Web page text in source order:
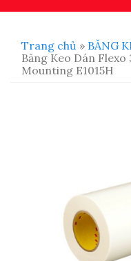
Trang chủ » BĂNG
Băng Keo Dán
Mounting E1015H